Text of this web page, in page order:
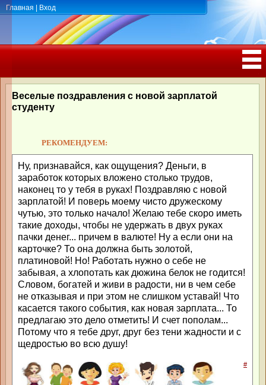
Главная Вход
РОЖДЕНИЯ, ЮБИЛЕЕМ
Веселые поздравления с новой зарплатой
студенту
РЕКОМЕНДУЕМ:
Ну, признавайся, как ощущения? Деньги, в
заработок которых вложено столько трудов,
наконец то у тебя в руках! Поздравляю с новой
зарплатой! И поверь моему чисто дружескому
чутью, это только начало! Желаю тебе скоро иметь
такие доходы, чтобы не удержать в двух руках
пачки денег... причем в валюте! Ну а если они на
карточке? То она должна быть золотой,
платиновой! Но! Работать нужно о себе не
забывая, а хлопотать как дюжина белок не годится!
Словом, богатей и живи в радости, ни в чем себе
не отказывая и при этом не слишком уставай! Что
касается такого события, как новая зарплата... То
предлагаю это дело отметить! И счет пополам...
Потому что я тебе друг, друг без тени жадности и с
щедростью во всю душу!
#